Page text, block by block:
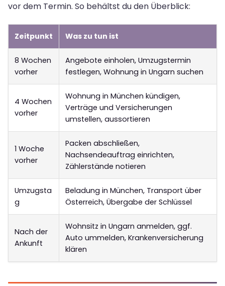
vor dem Termin. So behältst du den Überblick:
Zeitpunkt Was zu tun ist
8 Wochen
vorher
Angebote einholen, Umzugstermin
festlegen, Wohnung in Ungarn suchen
4 Wochen
vorher
Wohnung in München kündigen,
Verträge und Versicherungen
umstellen, aussortieren
1 Woche
vorher
Packen abschließen,
Nachsendeauftrag einrichten,
Zählerstände notieren
Umzugsta
g
Beladung in München, Transport über
Österreich, Übergabe der Schlüssel
Nach der
Ankunft
Wohnsitz in Ungarn anmelden, ggf.
Auto ummelden, Krankenversicherung
klären